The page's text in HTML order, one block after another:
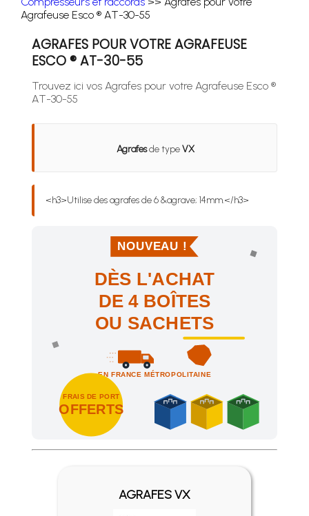
Agrafeuse Esco ® AT-30-55
AGRAFES POUR VOTRE AGRAFEUSE
ESCO ® AT-30-55
Trouvez ici vos Agrafes pour votre Agrafeuse Esco ®
AT-30-55
Agrafesde typeVX
<h3>Utilise des agrafes de 6 &agrave; 14mm.</h3>
NOUVEAU !
DÈS L'ACHAT
DE 4 BOÎTES
OU SACHETS
EN FRANCE MÉTROPOLITAINE
FRAIS DE PORT
OFFERTS
Achetez 4 sachets ou boîtes d'agrafes ou de pointes et
AGRAFES VX